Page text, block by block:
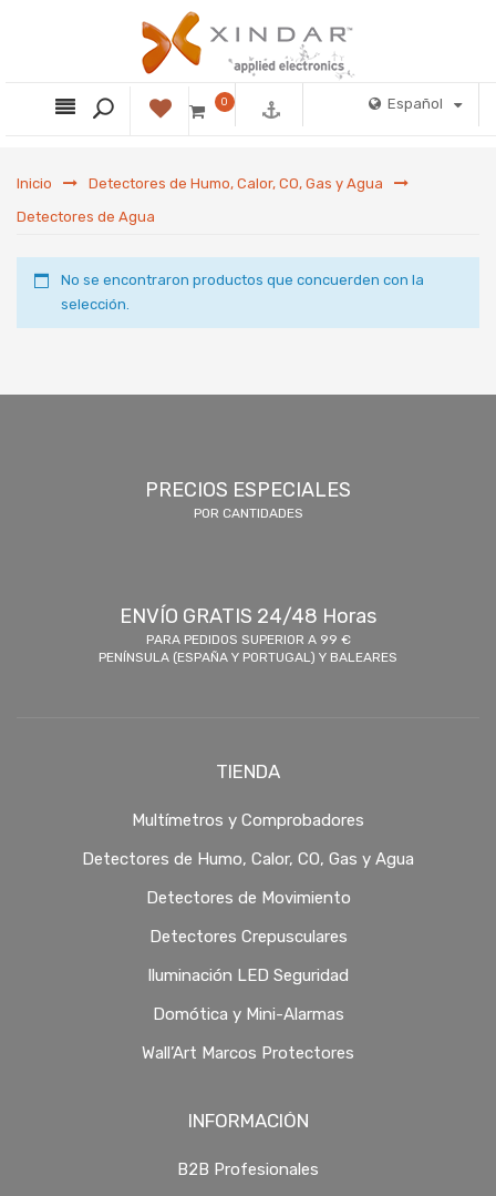
0 Español
Inicio
Detectores de Humo, Calor, CO, Gas y Agua
Detectores de Agua
No se encontraron productos que concuerden con la
selección.
PRECIOS ESPECIALES
POR CANTIDADES
ENVÍO GRATIS 24/48 Horas
PARA PEDIDOS SUPERIOR A 99 €
PENÍNSULA (ESPAÑA Y PORTUGAL) Y BALEARES
TIENDA
Multímetros y Comprobadores
Detectores de Humo, Calor, CO, Gas y Agua
Detectores de Movimiento
Detectores Crepusculares
Iluminación LED Seguridad
Domótica y Mini-Alarmas
Wall’Art Marcos Protectores
INFORMACIÓN
B2B Profesionales